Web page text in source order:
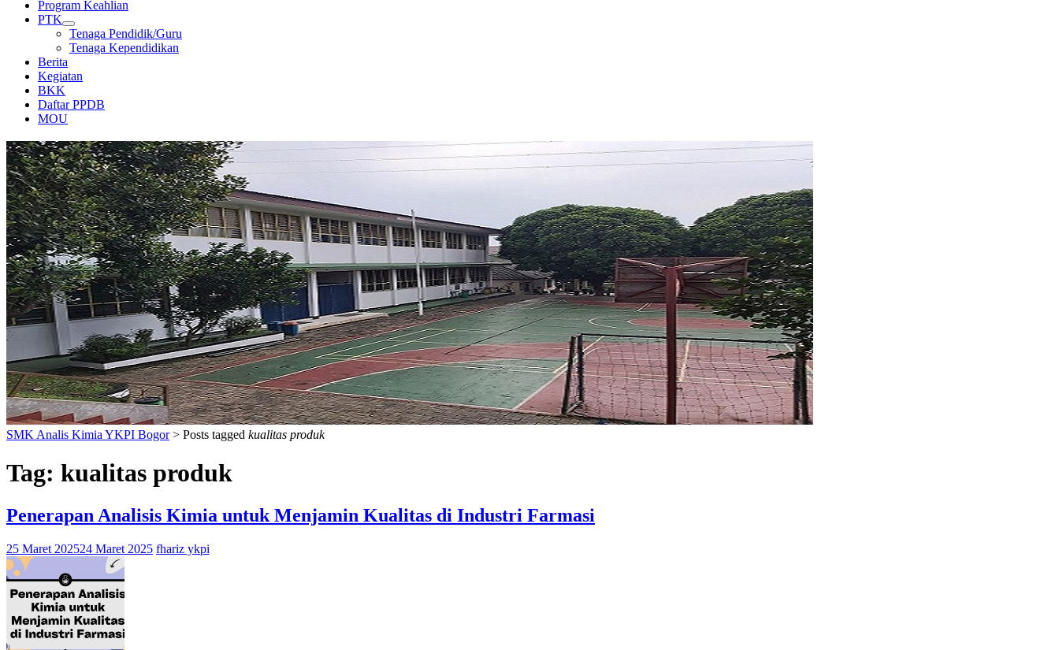
Program Keahlian
PTK
Tenaga Pendidik/Guru
Tenaga Kependidikan
Berita
Kegiatan
BKK
Daftar PPDB
MOU
GEDUNG DAN LAPANGAN
SMK Analis Kimia YKPI Bogor> Posts tagged kualitas produk
Tag: kualitas produk
Penerapan Analisis Kimia untuk Menjamin Kualitas di Industri Farmasi
25 Maret 202524 Maret 2025 fhariz ykpi